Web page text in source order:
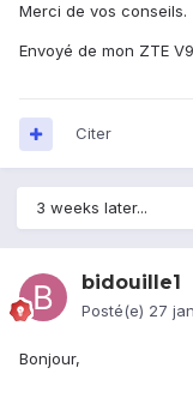
Merci de vos conseils.
Envoyé de mon ZTE
Citer
3 weeks later...
bidouille1
Posté(e) 27
Bonjour,